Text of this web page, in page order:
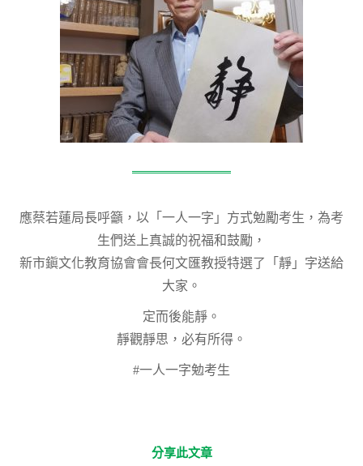
應蔡若蓮局長呼籲，以「一人一字」方式勉勵考生，為考
生們送上真誠的祝福和鼓勵，
新市鎭文化教育協會會長何文匯教授特選了「靜」字送給
大家。
定而後能靜。
靜觀靜思，必有所得。
#一人一字勉考生
分享此文章